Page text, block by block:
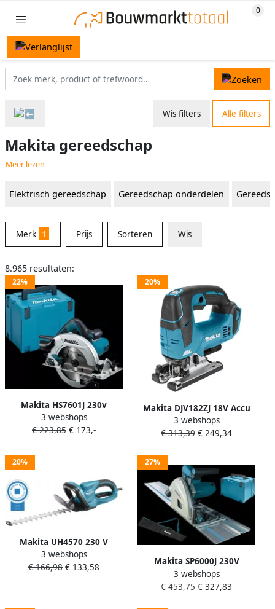
Wis filters Alle filters
Makita gereedschap
Meer lezen
Elektrisch gereedschap Gereedschap onderdelen
Merk 1 Prijs Sorteren Wis
8.965 resultaten:
22%
Makita HS7601J 230v
Cirkelzaag | 1200w 190mm
HS7601J
3 webshops
€ 223,85 € 173,-
20%
Makita DJV182ZJ 18V Accu
Decoupeerzaag D-greep |
Zonder accu&apos;s en
3 webshops
€ 313,39 € 249,34
20%
Makita UH4570 230 V
Heggenschaar 45 cm |
Mtools
3 webshops
€ 166,98 € 133,58
27%
Makita SP6000J 230V
Invalcirkelzaag 165 mm In
Mbox SP6000J
3 webshops
€ 453,75 € 327,83